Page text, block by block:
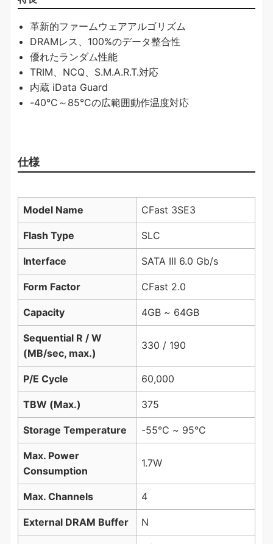
革新的ファームウェアアルゴリズム
DRAMレス、100%のデータ整合性
優れたランダム性能
TRIM、NCQ、S.M.A.R.T.対応
内蔵 iData Guard
-40°C～85°Cの広範囲動作温度対応
仕様
Model Name CFast 3SE3
Flash Type SLC
Interface SATA III 6.0 Gb/s
Form Factor CFast 2.0
Capacity 4GB ~ 64GB
Sequential R / W
(MB/sec, max.)
330 / 190
P/E Cycle 60,000
TBW (Max.) 375
Storage Temperature -55°C ~ 95°C
Max. Power
Consumption
1.7W
Max. Channels 4
External DRAM Buffer N